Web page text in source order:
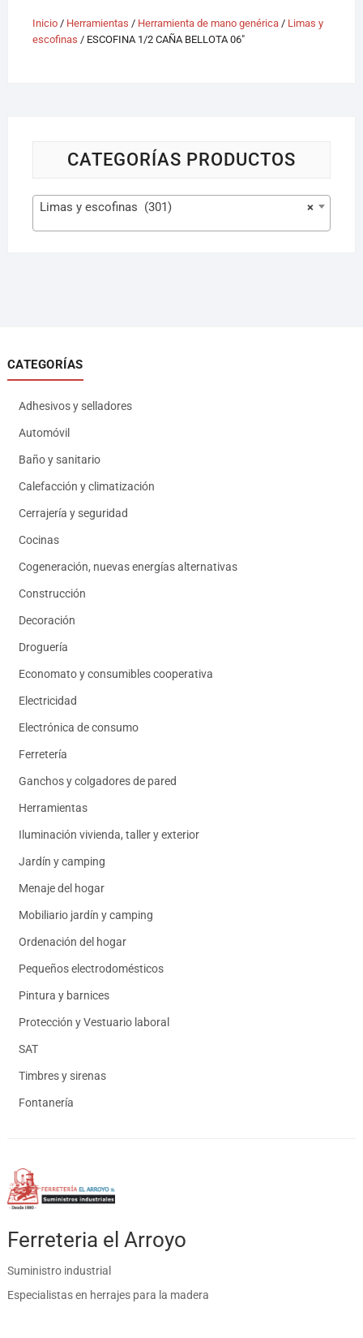
Inicio/ Herramientas / Herramienta de mano genérica/ Limas y
escofinas / ESCOFINA 1/2 CAÑA BELLOTA 06″
CATEGORÍAS PRODUCTOS
×
Limas y escofinas (301)
CATEGORÍAS
Adhesivos y selladores
Automóvil
Baño y sanitario
Calefacción y climatización
Cerrajería y seguridad
Cocinas
Cogeneración, nuevas energías alternativas
Construcción
Decoración
Droguería
Economato y consumibles cooperativa
Electricidad
Electrónica de consumo
Ferretería
Ganchos y colgadores de pared
Herramientas
Iluminación vivienda, taller y exterior
Jardín y camping
Menaje del hogar
Mobiliario jardín y camping
Ordenación del hogar
Pequeños electrodomésticos
Pintura y barnices
Protección y Vestuario laboral
SAT
Timbres y sirenas
Fontanería
Ferreteria el Arroyo
Suministro industrial
Especialistas en herrajes para la madera